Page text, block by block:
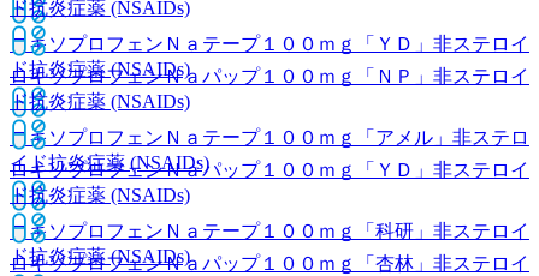
ロキソプロフェンＮａテープ１００ｍｇ「ＹＤ」 非ステロイ
ド抗炎症薬 (NSAIDs)
ロキソプロフェンＮａテープ１００ｍｇ「アメル」 非ステロ
イド抗炎症薬 (NSAIDs)
ロキソプロフェンＮａテープ１００ｍｇ「科研」 非ステロイ
ド抗炎症薬 (NSAIDs)
ド抗炎症薬 (NSAIDs)
ロキソプロフェンＮａパップ１００ｍｇ「ＮＰ」 非ステロイ
ド抗炎症薬 (NSAIDs)
ロキソプロフェンＮａパップ１００ｍｇ「ＹＤ」 非ステロイ
ド抗炎症薬 (NSAIDs)
ロキソプロフェンＮａパップ１００ｍｇ「杏林」 非ステロイ